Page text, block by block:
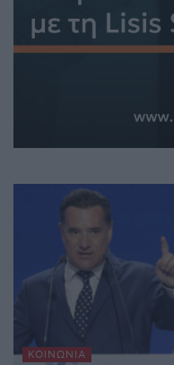
ΚΟΙΝΩΝΊΑ